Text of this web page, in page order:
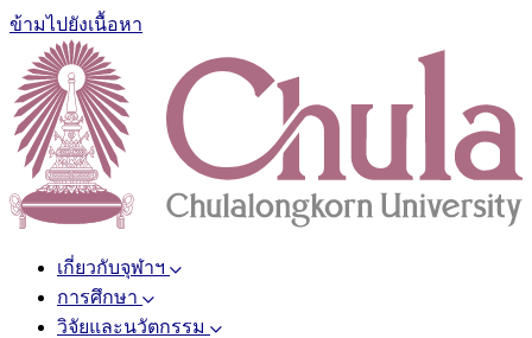
ข้ามไปยังเนื้อหา
เกี่ยวกับจุฬาฯ
การศึกษา
วิจัยและนวัตกรรม